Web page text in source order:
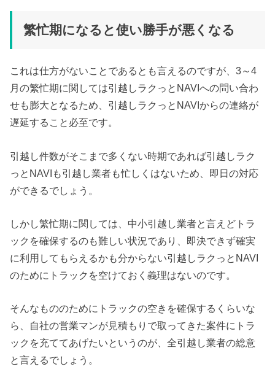
考えておいてください。メールだけで引越しの見積もりを取るデメリットスト
ーカー...
繁忙期になると使い勝手が悪くなる
これは仕方がないことであるとも言えるのですが、3～4
月の繁忙期に関しては引越しラクっとNAVIへの問い合わ
せも膨大となるため、引越しラクっとNAVIからの連絡が
遅延すること必至です。
引越し件数がそこまで多くない時期であれば引越しラク
っとNAVIも引越し業者も忙しくはないため、即日の対応
ができるでしょう。
しかし繁忙期に関しては、中小引越し業者と言えどトラ
ックを確保するのも難しい状況であり、即決できず確実
に利用してもらえるかも分からない引越しラクっとNAVI
のためにトラックを空けておく義理はないのです。
そんなもののためにトラックの空きを確保するくらいな
ら、自社の営業マンが見積もりで取ってきた案件にトラ
ックを充ててあげたいというのが、全引越し業者の総意
と言えるでしょう。